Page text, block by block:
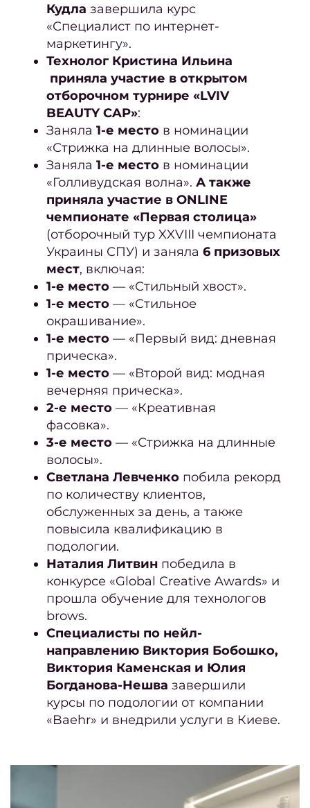
июнь
2024
Кудла завершила курс
«Специалист по интернет-
маркетингу».
Технолог Кристина Ильина
приняла участие в открытом
отборочном турнире «LVIV
BEAUTY CAP»:
Заняла 1-е местов номинации
«Стрижка на длинные волосы».
Заняла 1-е местов номинации
«Голливудская волна». А также
приняла участие в ONLINE
чемпионате «Первая столица»
(отборочный тур XXVIII чемпионата
Украины СПУ) и заняла 6 призовых
мест, включая:
1-е место— «Стильный хвост».
1-е место— «Стильное
окрашивание».
1-е место— «Первый вид: дневная
прическа».
1-е место— «Второй вид: модная
вечерняя прическа».
2-е место— «Креативная
фасовка».
3-е место— «Стрижка на длинные
волосы».
Светлана Левченкопобила рекорд
по количеству клиентов,
обслуженных за день, а также
повысила квалификацию в
подологии.
Наталия Литвинпобедила в
конкурсе «Global Creative Awards» и
прошла обучение для технологов
brows.
Специалисты по нейл-
направлению Виктория Бобошко,
Виктория Каменская и Юлия
Богданова-Нешва завершили
курсы по подологии от компании
«Baehr» и внедрили услуги в Киеве.